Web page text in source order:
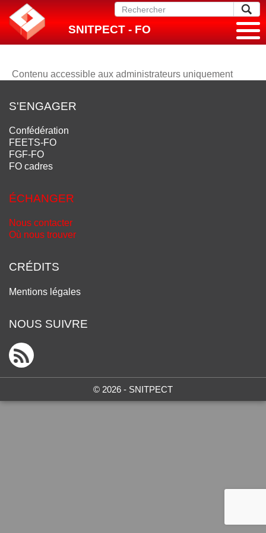
SNITPECT - FO
Contenu accessible aux administrateurs uniquement
S'ENGAGER
Confédération
FEETS-FO
FGF-FO
FO cadres
ÉCHANGER
Nous contacter
Où nous trouver
CRÉDITS
Mentions légales
NOUS SUIVRE
© 2026 - SNITPECT